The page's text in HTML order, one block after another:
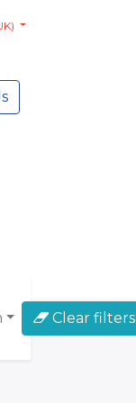
Clear filters